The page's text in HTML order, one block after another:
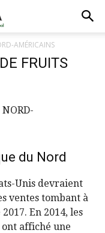
AMÉRICAINS
FRUITS
NORD-
du Nord
Unis devraient
ventes tombant à
En 2014, les
affiché une